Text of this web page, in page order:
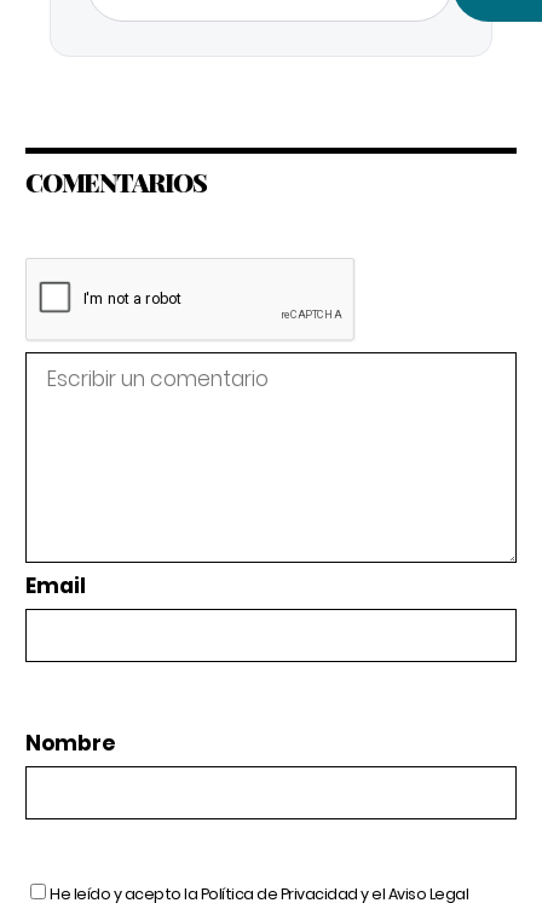
COMENTARIOS
Email
Nombre
He leído y acepto laPolítica de Privacidady elAviso Legal